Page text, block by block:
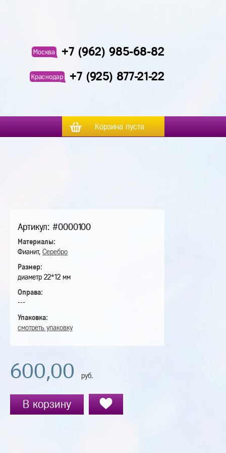
Москва +7 (962) 985-68-82
Краснодар +7 (925) 877-21-22
Корзина пуста
Артикул: #0000100
Материалы:
Фианит, Серебро
Размер:
диаметр 22*12 мм
Оправа:
---
Упаковка:
смотреть упаковку
600,00 руб.
В корзину